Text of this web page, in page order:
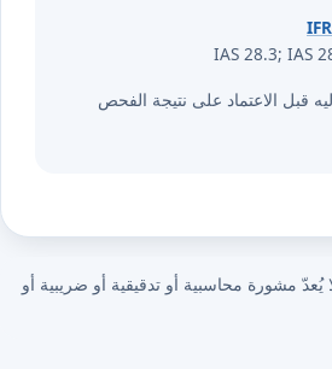
قبل الاعتماد على نتيجة الفحص
مشورة محاسبية أو تدقيقية أو ضريبية أو